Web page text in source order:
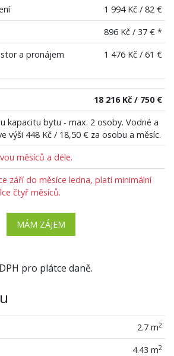
1 994 Kč / 82 €
896 Kč / 37 € *
a pronájem
1 476 Kč / 61 €
18 216 Kč / 750 €
kapacitu bytu - max. 2 osoby. Vodné a
výši 448 Kč / 18,50 € za osobu a měsíc.
měsíců a déle.
září do měsíce ledna, platí minimální
čtyř měsíců.
MÁM ZÁJEM
pro plátce daně.
2.7 m2
4.43 m2